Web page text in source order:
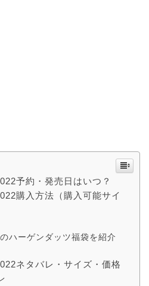
予約・発売日はいつ？
購入方法（購入可能サイ
ハーゲンダッツ福袋を紹介
ネタバレ・サイズ・価格